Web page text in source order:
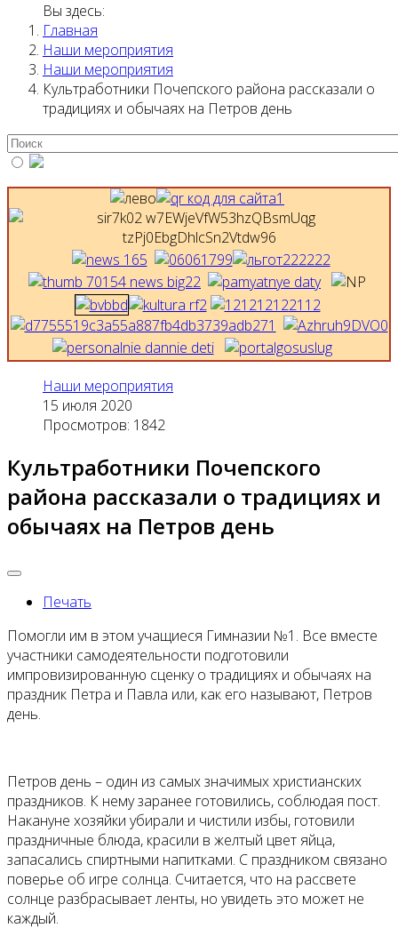
Вы здесь:
Главная
Наши мероприятия
Наши мероприятия
Культработники Почепского района рассказали о
традициях и обычаях на Петров день
Наши мероприятия
15 июля 2020
Просмотров: 1842
Культработники Почепского
района рассказали о традициях и
обычаях на Петров день
Печать
Помогли им в этом учащиеся Гимназии №1. Все вместе
участники самодеятельности подготовили
импровизированную сценку о традициях и обычаях на
праздник Петра и Павла или, как его называют, Петров
день.
Петров день – один из самых значимых христианских
праздников. К нему заранее готовились, соблюдая пост.
Накануне хозяйки убирали и чистили избы, готовили
праздничные блюда, красили в желтый цвет яйца,
запасались спиртными напитками. С праздником связано
поверье об игре солнца. Считается, что на рассвете
солнце разбрасывает ленты, но увидеть это может не
каждый.